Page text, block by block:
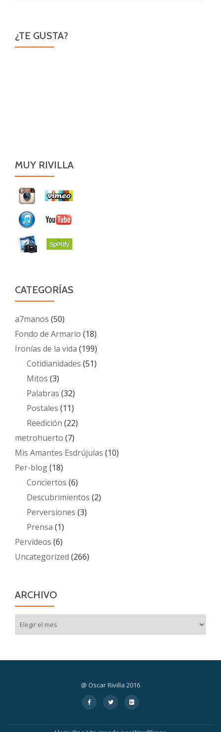
¿TE GUSTA?
MUY RIVILLA
CATEGORÍAS
a7manos (50)
Fondo de Armario (18)
Ironías de la vida (199)
Cotidianidades (51)
Mitos (3)
Palabras (32)
Postales (11)
Reedición (22)
metrohuerto (7)
Mis Amantes Esdrújulas (10)
Per-blog(18)
Conciertos (6)
Descubrimientos (2)
Perversiones (3)
Prensa (1)
Pervideos (6)
Uncategorized (266)
ARCHIVO
@ Oscar Rivilla 2016
secundario
fa-
facebook
fa-
twitter
fa-
google-
square